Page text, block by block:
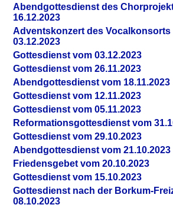
Abendgottesdienst des
16.12.2023
Adventskonzert des Vocalkonsorts
03.12.2023
Gottesdienst vom 03.12.2023
Gottesdienst vom 26.11.2023
Abendgottesdienst vom 18.11.2023
Gottesdienst vom 12.11.2023
Gottesdienst vom 05.11.2023
Reformationsgottesdienst vom
Gottesdienst vom 29.10.2023
Abendgottesdienst vom 21.10.2023
Friedensgebet vom 20.10.2023
Gottesdienst vom 15.10.2023
Gottesdienst nach der Borkum-
08.10.2023